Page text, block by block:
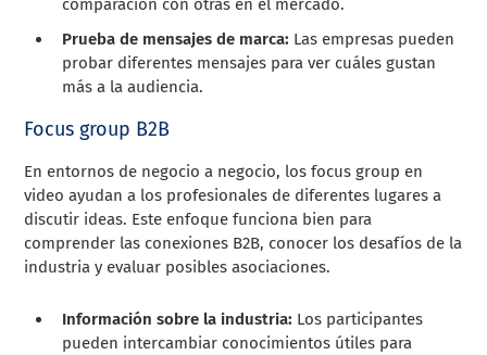
comparación con otras en el mercado.
Prueba de mensajes de marca: Las empresas pueden
probar diferentes mensajes para ver cuáles gustan
más a la audiencia.
Focus group B2B
En entornos de negocio a negocio, los focus group en
video ayudan a los profesionales de diferentes lugares a
discutir ideas. Este enfoque funciona bien para
comprender las conexiones B2B, conocer los desafíos de la
industria y evaluar posibles asociaciones.
Información sobre la industria: Los participantes
pueden intercambiar conocimientos útiles para